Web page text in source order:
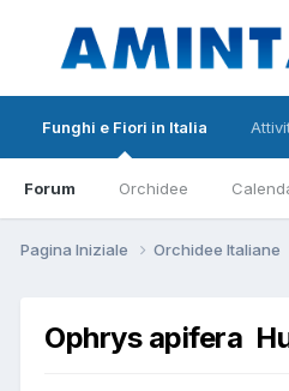
Funghi e Fiori in Italia
Forum Orchidee
Pagina Iniziale Orchidee Italiane
Ophrys apifera